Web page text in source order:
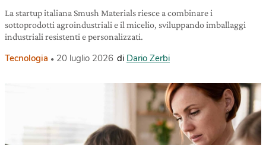
La startup italiana Smush Materials riesce a combinare i
sottoprodotti agroindustriali e il micelio, sviluppando imballaggi
industriali resistenti e personalizzati.
Tecnologia 20 luglio 2026 di Dario Zerbi